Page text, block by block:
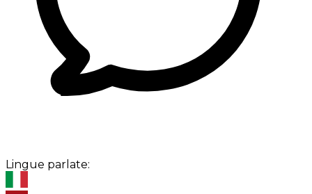
Lingue parlate: